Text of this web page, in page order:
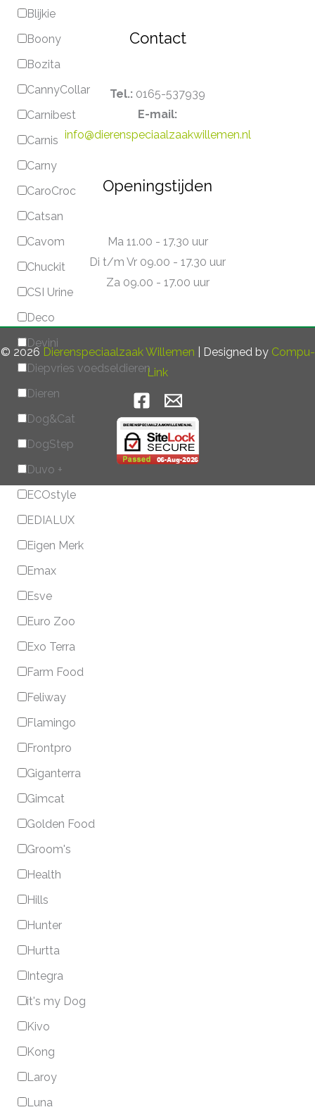
Blijkie
Boony
Bozita
CannyCollar
Carnibest
Carnis
Carny
CaroCroc
Catsan
Cavom
Chuckit
CSI Urine
Deco
Devini
Diepvries voedseldieren
Dieren
Dog&Cat
DogStep
Duvo +
ECOstyle
EDIALUX
Eigen Merk
Emax
Esve
Euro Zoo
Exo Terra
Farm Food
Feliway
Flamingo
Frontpro
Giganterra
Gimcat
Golden Food
Groom's
Health
Hills
Hunter
Hurtta
Integra
it's my Dog
Kivo
Kong
Laroy
Luna
Contact
Tel.: 0165-537939
E-mail:
info@dierenspeciaalzaakwillemen.nl
Openingstijden
Ma 11.00 - 17.30 uur
Di t/m Vr 09.00 - 17.30 uur
Za 09.00 - 17.00 uur
© 2026 Dierenspeciaalzaak Willemen | Designed by Compu-
Link